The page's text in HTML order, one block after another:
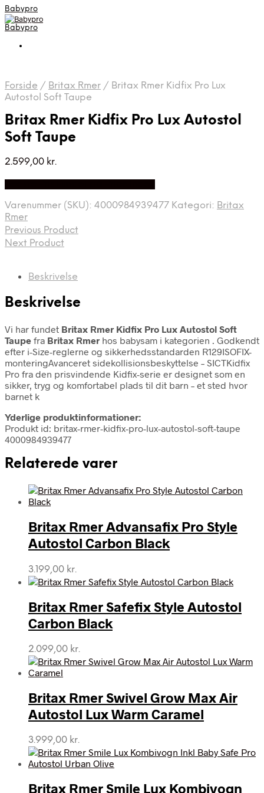
Babypro
Babypro
Forside / Britax Rmer / Britax Rmer Kidfix Pro Lux
Autostol Soft Taupe
Britax Rmer Kidfix Pro Lux Autostol
Soft Taupe
2.599,00 kr.
Varenummer (SKU): 4000984939477 Kategori: Britax
Rmer
Previous Product
Next Product
Beskrivelse
Beskrivelse
Vi har fundet Britax Rmer Kidfix Pro Lux Autostol Soft
Taupe fra Britax Rmer hos babysam i kategorien . Godkendt
efter i-Size-reglerne og sikkerhedsstandarden R129ISOFIX-
monteringAvanceret sidekollisionsbeskyttelse – SICTKidfix
Pro fra den prisvindende Kidfix-serie er designet som en
sikker, tryg og komfortabel plads til dit barn – et sted hvor
barnet k
Yderlige produktinformationer:
Produkt id: britax-rmer-kidfix-pro-lux-autostol-soft-taupe
4000984939477
Relaterede varer
Britax Rmer Advansafix Pro Style
Autostol Carbon Black
3.199,00 kr.
Britax Rmer Safefix Style Autostol
Carbon Black
2.099,00 kr.
Britax Rmer Swivel Grow Max Air
Autostol Lux Warm Caramel
3.999,00 kr.
Britax Rmer Smile Lux Kombivogn